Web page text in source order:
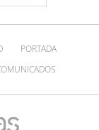
PORTADA